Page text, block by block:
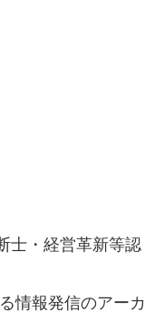
士・経営革新等認
情報発信のアーカ